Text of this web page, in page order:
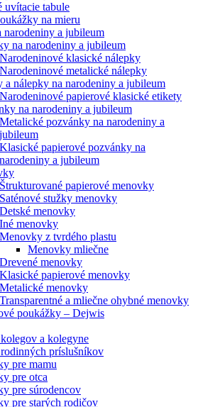
uvítacie tabule
na mieru
narodeniny a jubileum
na narodeniny a jubileum
Narodeninové klasické nálepky
Narodeninové metalické nálepky
a nálepky na narodeniny a jubileum
Narodeninové papierové klasické etikety
na narodeniny a jubileum
Metalické pozvánky na narodeniny a
jubileum
Klasické papierové pozvánky na
narodeniny a jubileum
Štrukturované papierové menovky
Saténové stužky menovky
Detské menovky
Iné menovky
Menovky z tvrdého plastu
Menovky mliečne
Drevené menovky
Klasické papierové menovky
Metalické menovky
Transparentné a mliečne ohybné menovky
poukážky – Dejwis
a kolegyne
príslušníkov
pre mamu
pre otca
pre súrodencov
pre starých rodičov